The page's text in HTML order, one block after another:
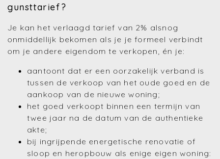
gunsttarief?
Je kan het verlaagd tarief van 2% alsnog
onmiddellijk bekomen als je je formeel verbindt
om je andere eigendom te verkopen, én je:
aantoont dat er een oorzakelijk verband is
tussen de verkoop van het oude goed en de
aankoop van de nieuwe woning;
het goed verkoopt binnen een termijn van
twee jaar na de datum van de authentieke
akte;
bij ingrijpende energetische renovatie of
sloop en heropbouw als enige eigen woning: